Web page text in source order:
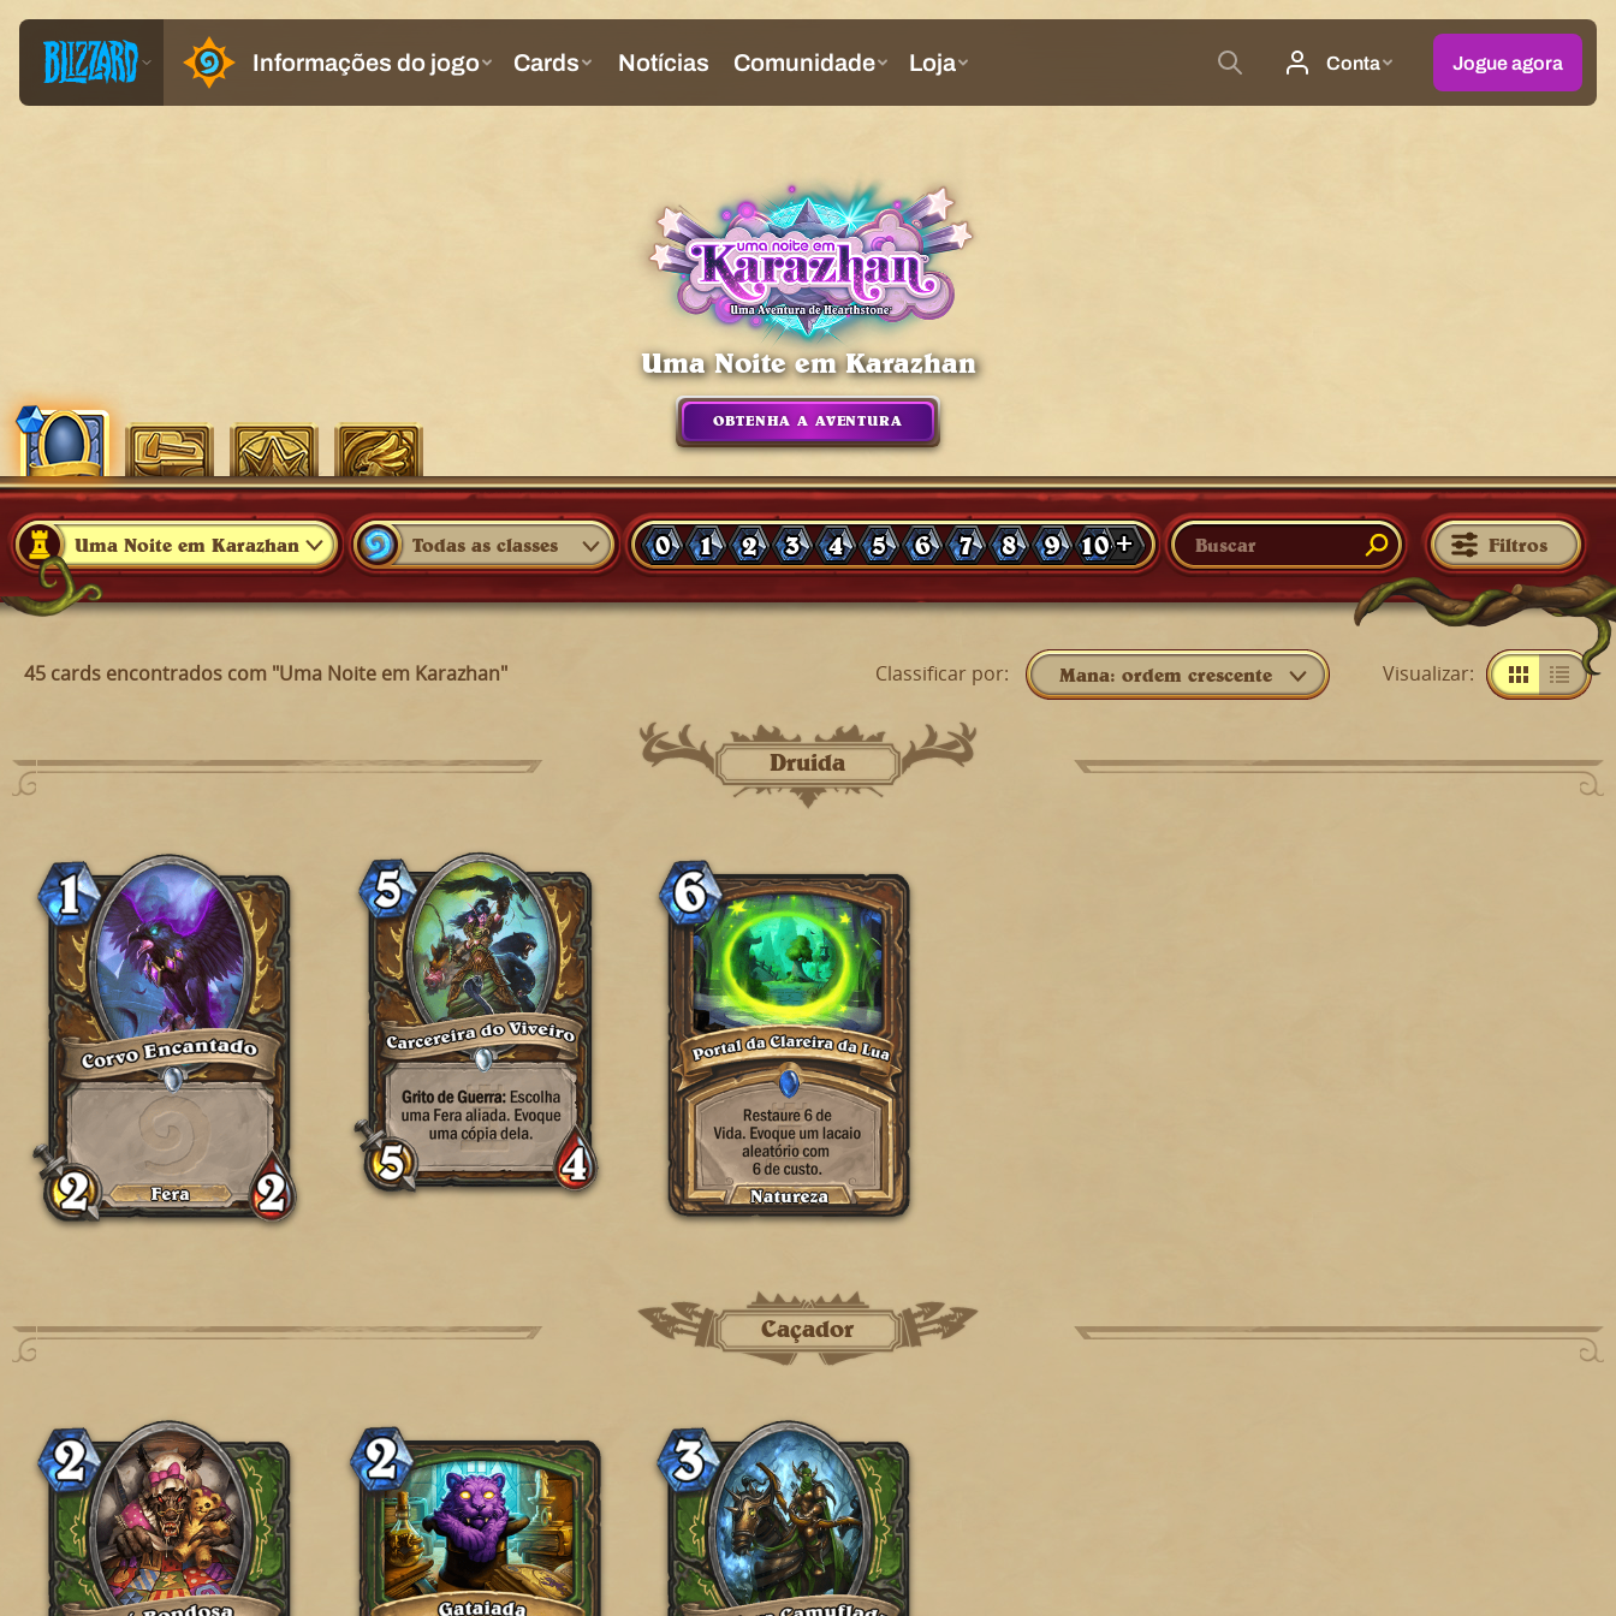
Uma Noite em Karazhan
OBTENHA A AVENTURA
Uma Noite em Karazhan Todas as classes 0 1 2 3 4 5 6 7 8 9 10 + Filtros
45 cards encontrados com "Uma Noite em Karazhan" Classificar por: Mana: ordem crescente Visualizar:
Druida
Caçador